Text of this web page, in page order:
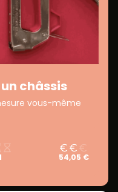
châssis
vous-même
54,05 €